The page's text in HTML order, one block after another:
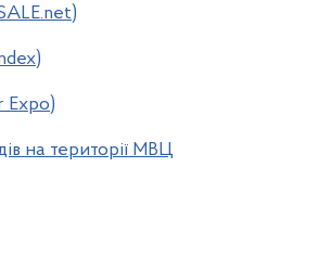
Expo)
на території МВЦ